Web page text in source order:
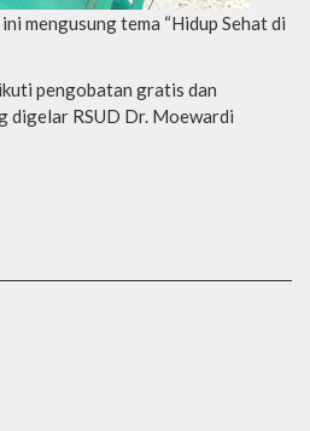
mengusung tema “Hidup Sehat di
pengobatan gratis dan
digelar RSUD Dr. Moewardi